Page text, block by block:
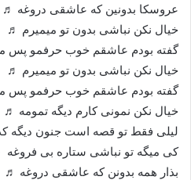
عروسکا بدونين که عاشقی دروغه
خيال نکن نباشی بدون تو ميميرم
گفته بودم عاشقم خوب حرفمو پس
خيال نکن نباشی بدون تو ميميرم
گفته بودم عاشقم خوب حرفمو پس
خيال نکن نمونی کارم ديگه تمومه
ليلی فقط تو قصه است جنون ديگه
کی ميگه تو نباشی ستاره بی
بذار همه بدونن که عاشقی دروغه